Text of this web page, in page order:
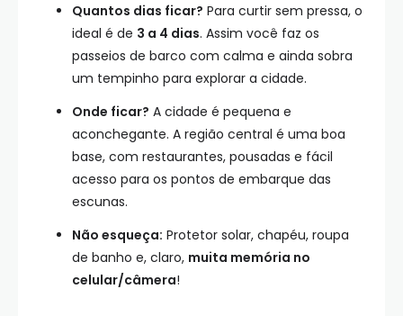
Quantos dias ficar? Para curtir sem pressa, o
ideal é de 3 a 4 dias. Assim você faz os
passeios de barco com calma e ainda sobra
um tempinho para explorar a cidade.
Onde ficar? A cidade é pequena e
aconchegante. A região central é uma boa
base, com restaurantes, pousadas e fácil
acesso para os pontos de embarque das
escunas.
Não esqueça: Protetor solar, chapéu, roupa
de banho e, claro, muita memória no
celular/câmera!